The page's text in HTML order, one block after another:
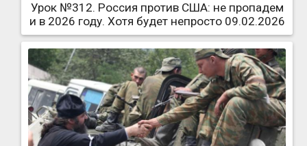
Урок №312. Россия против США: не пропадем
и в 2026 году. Хотя будет непросто 09.02.2026